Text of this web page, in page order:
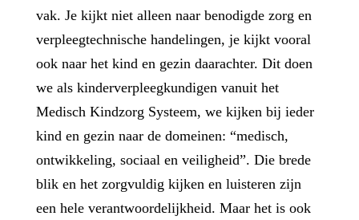
vak. Je kijkt niet alleen naar benodigde zorg en
verpleegtechnische handelingen, je kijkt vooral
ook naar het kind en gezin daarachter. Dit doen
we als kinderverpleegkundigen vanuit het
Medisch Kindzorg Systeem, we kijken bij ieder
kind en gezin naar de domeinen: “medisch,
ontwikkeling, sociaal en veiligheid”. Die brede
blik en het zorgvuldig kijken en luisteren zijn
een hele verantwoordelijkheid. Maar het is ook